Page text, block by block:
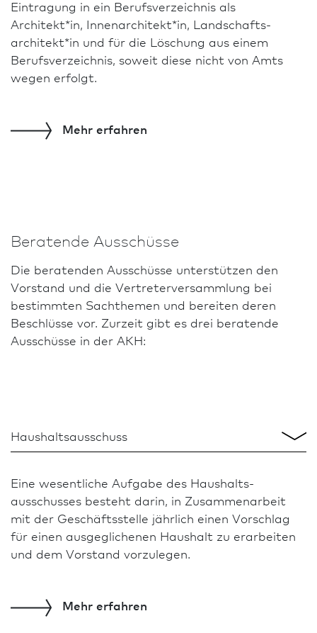
Digitalisierung, Rahmen­bedingungen der
Berufsausübung oder der Struktur und
Organisation der Kammer. In Text und Bild wird
der Wandel innerhalb der Themen dargestellt
sowie die Kontinuität an berufspo­li­ti­schem
Die
Veröffentlichung steht zum kostenfreien
Eintragungs­ausschuss für Stadt­planer
Ehren­ausschuss
Schlichtungs­ausschuss
Eintragung in ein Berufsverzeichnis als
Architekt*in, Innen­architekt*in, Landschafts­
architekt*in und für die Löschung aus einem
Berufsverzeichnis, soweit diese nicht von Amts
wegen erfolgt.
Mehr erfahren
Beratende Ausschüsse
Die beratenden Ausschüsse unterstützen den
Vorstand und die Vertreter­versammlung bei
bestimmten Sachthemen und bereiten deren
Beschlüsse vor. Zurzeit gibt es drei beratende
Ausschüsse in der AKH:
Haushalts­ausschuss
Landeswettbewerbs- und Vergabe­ausschuss
Ausschuss für Aus-, Fort- und Weiter­bildung
Eine wesentliche Aufgabe des Haushalts­
ausschusses besteht darin, in Zusammen­arbeit
mit der Geschäfts­stelle jährlich einen Vorschlag
für einen aus­geglichenen Haushalt zu erarbeiten
und dem Vorstand vorzulegen.
Mehr erfahren